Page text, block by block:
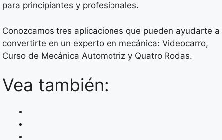
para principiantes y profesionales.
Conozcamos tres aplicaciones que pueden ayudarte a
convertirte en un experto en mecánica: Videocarro,
Curso de Mecánica Automotriz y Quatro Rodas.
Vea también: